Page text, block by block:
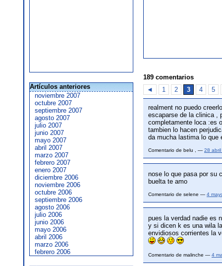
Artículos anteriores
noviembre 2007
octubre 2007
septiembre 2007
agosto 2007
julio 2007
junio 2007
mayo 2007
abril 2007
marzo 2007
febrero 2007
enero 2007
diciembre 2006
noviembre 2006
octubre 2006
septiembre 2006
agosto 2006
julio 2006
junio 2006
mayo 2006
abril 2006
marzo 2006
febrero 2006
189 comentarios
◄
1 2 3 4 5
realment no puedo
escaparse de la clinica ,
completamente loca :es
tambien lo hacen
da mucha lastima lo que
Comentario de belu , — 28
nose lo que pasa por su
buelta te amo
Comentario de selene — 4
pues la verdad nadie es
y si dicen k es una wila
envidiosos corrientes la
Comentario de malinche — 4